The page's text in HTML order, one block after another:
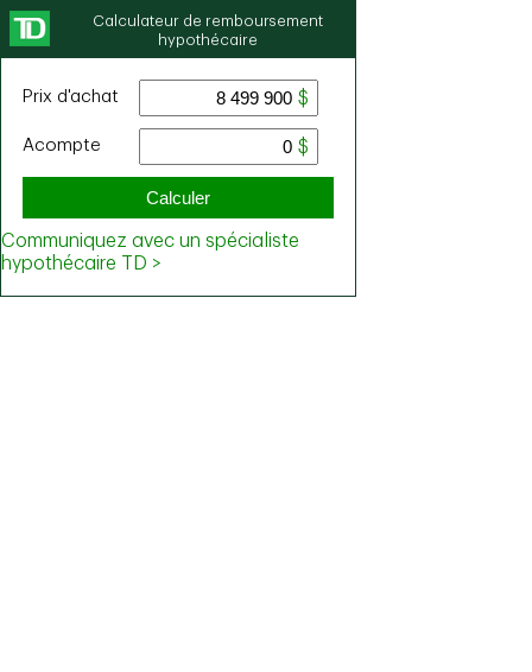
Calculateur de remboursement
hypothécaire
Prix ​​d'achat
Acompte
Calculer
Communiquez avec un spécialiste
hypothécaire TD >